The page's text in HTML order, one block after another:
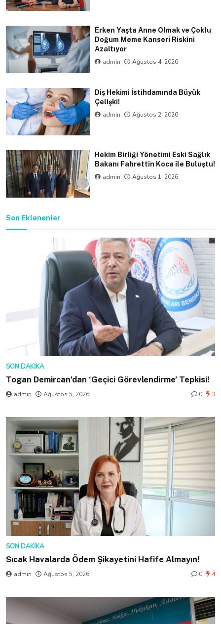
Erken Yaşta Anne Olmak ve Çoklu
Doğum Meme Kanseri Riskini
Azaltıyor
admin
Ağustos 4, 2026
Diş Hekimi İstihdamında Büyük
Çelişki!
admin
Ağustos 2, 2026
Hekim Birliği Yönetimi Eski Sağlık
Bakanı Fahrettin Koca ile Buluştu!
admin
Ağustos 1, 2026
Son Eklenenler
SON DAKIKA
Togan Demircan’dan ‘Geçici Görevlendirme’ Tepkisi!
admin Ağustos 5, 2026 0 3
SON DAKIKA
Sıcak Havalarda Ödem Şikayetini Hafife Almayın!
admin Ağustos 5, 2026 0 4